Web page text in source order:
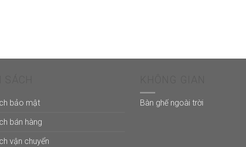
bảo mật
bán hàng
vận chuyển
Bàn ghế ngoài trời